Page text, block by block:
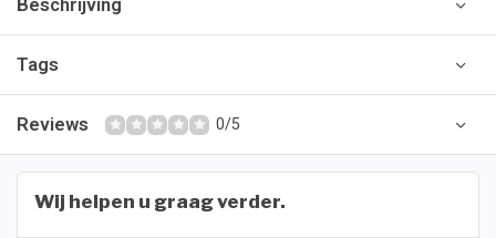
Beschrijving
Tags
Reviews 0/5
Wij helpen u graag verder.